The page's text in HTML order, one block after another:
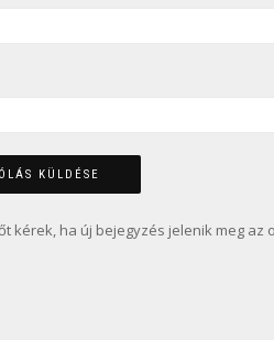
kérek, ha új bejegyzés jelenik meg az